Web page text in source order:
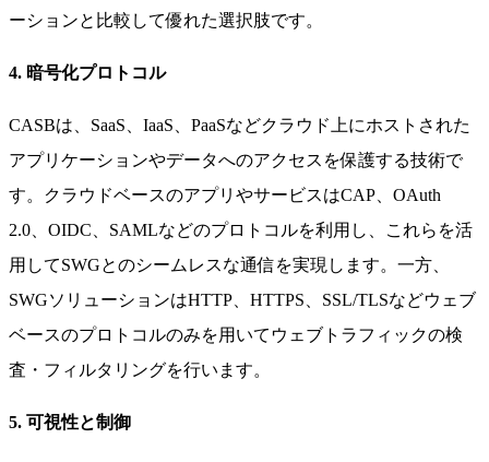
ーションと比較して優れた選択肢です。
4. 暗号化プロトコル
CASBは、SaaS、IaaS、PaaSなどクラウド上にホストされた
アプリケーションやデータへのアクセスを保護する技術で
す。クラウドベースのアプリやサービスはCAP、OAuth
2.0、OIDC、SAMLなどのプロトコルを利用し、これらを活
用してSWGとのシームレスな通信を実現します。一方、
SWGソリューションはHTTP、HTTPS、SSL/TLSなどウェブ
ベースのプロトコルのみを用いてウェブトラフィックの検
査・フィルタリングを行います。
5. 可視性と制御